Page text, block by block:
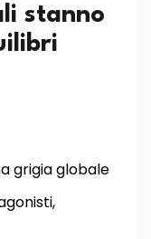
stanno
grigia globale